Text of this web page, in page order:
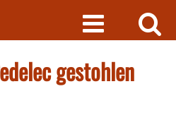
gestohlen